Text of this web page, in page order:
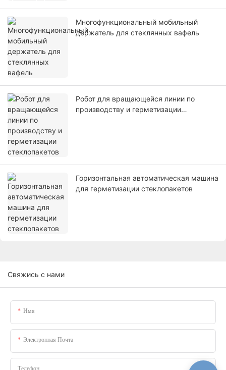
Многофункциональный мобильный
держатель для стеклянных вафель
Робот для вращающейся линии по
производству и герметизации
Горизонтальная автоматическая машина
для герметизации стеклопакетов
Свяжись с нами
Имя
Электронная Почта